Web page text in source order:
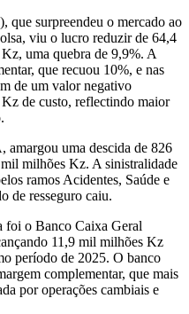
surpreendeu o mercado ao
viu o lucro reduzir de 64,4
uma quebra de 9,9%. A
que recuou 10%, e nas
de um valor negativo
de custo, reflectindo maior
amargou uma descida de 826
milhões Kz. A sinistralidade
ramos Acidentes, Saúde e
de resseguro caiu.
foi o Banco Caixa Geral
11,9 mil milhões Kz
período de 2025. O banco
complementar, que mais
por operações cambiais e